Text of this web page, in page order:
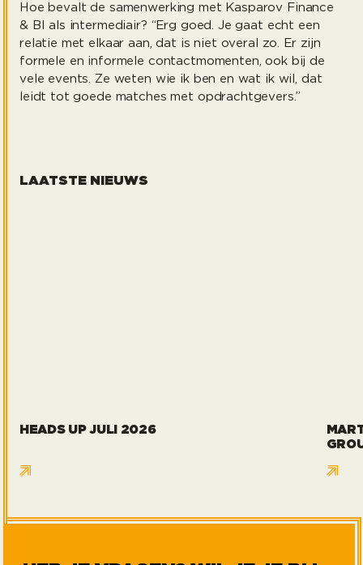
Hoe bevalt de samenwerking met Kasparov Finance
& BI als intermediair? “Erg goed. Je gaat echt een
relatie met elkaar aan, dat is niet overal zo. Er zijn
formele en informele contactmomenten, ook bij de
vele events. Ze weten wie ik ben en wat ik wil, dat
leidt tot goede matches met opdrachtgevers.”
LAATSTE NIEUWS
HEADS UP JULI 2026